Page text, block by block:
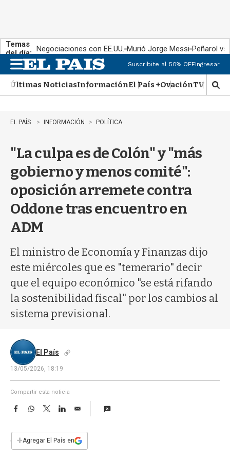
Temas
del día: Negociaciones con EE.UU. Murió Jorge Messi Peñarol
n
u
Suscribite al 50% OFFIngresar
Últimas NoticiasInformaciónEl País +OvaciónTV Show
M
o
EL PAÍS INFORMACIÓN POLÍTICA
"La culpa es de Colón" y "más
gobierno y menos comité":
oposición arremete contra
Oddone tras encuentro en
ADM
El ministro de Economía y Finanzas dijo
este miércoles que es "temerario" decir
que el equipo económico "se está rifando
la sostenibilidad fiscal" por los cambios al
sistema previsional.
El País
13/05/2026, 18:19
Compartir esta noticia
F
e
b
W
s
T
w
t
L
E
i
l
+Agregar El País en